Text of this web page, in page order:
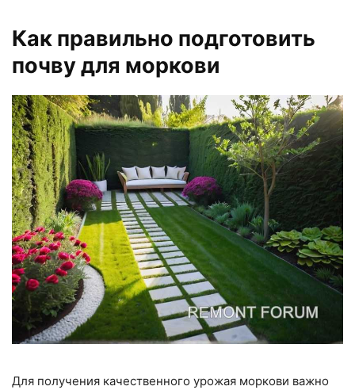
Как правильно подготовить
почву для моркови
Для получения качественного урожая моркови важно